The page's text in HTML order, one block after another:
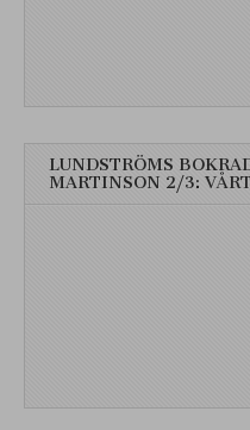
LUNDSTRÖMS
MARTINSON 2/3: